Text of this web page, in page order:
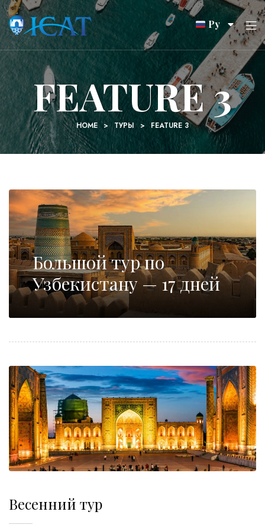
Ру
FEATURE 3
HOME > ТУРЫ > FEATURE 3
Большой тур по
Узбекистану — 17 дней
Весенний тур